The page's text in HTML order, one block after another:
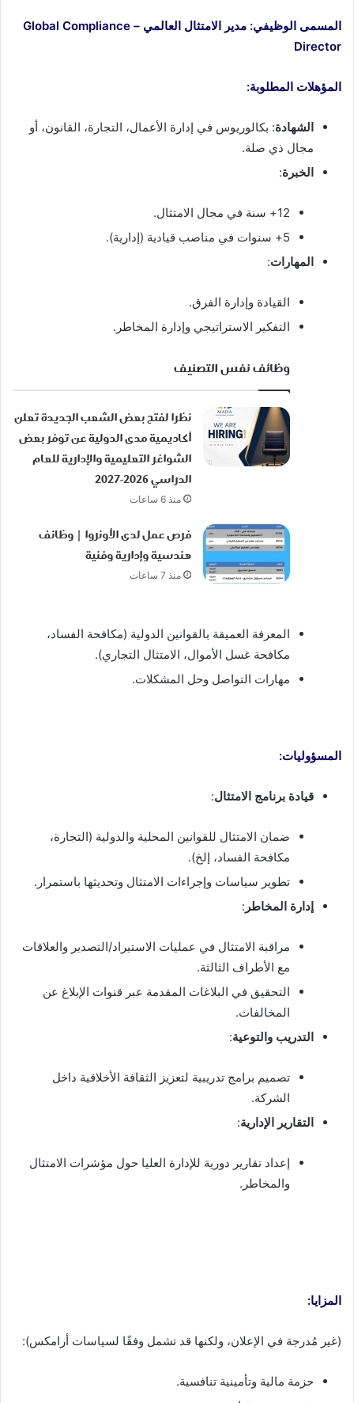
المسمى الوظيفي: مدير الامتثال العالمي – Global Compliance
Director
المؤهلات المطلوبة:
الشهادة: بكالوريوس في إدارة الأعمال، التجارة، القانون، أو
مجال ذي صلة.
الخبرة:
12+ سنة في مجال الامتثال.
5+ سنوات في مناصب قيادية (إدارية).
المهارات:
القيادة وإدارة الفرق.
التفكير الاستراتيجي وإدارة المخاطر.
وظائف نفس التصنيف
نظرا لفتح بعض الشعب الجديدة تعلن
أكاديمية مدى الدولية عن توفر بعض
الشواغر التعليمية والإدارية للعام
الدراسي 2026-2027
منذ 6 ساعات
فرص عمل لدى الأونروا | وظائف
هندسية وإدارية وفنية
منذ 7 ساعات
المعرفة العميقة بالقوانين الدولية (مكافحة الفساد،
مكافحة غسل الأموال، الامتثال التجاري).
مهارات التواصل وحل المشكلات.
المسؤوليات:
قيادة برنامج الامتثال:
ضمان الامتثال للقوانين المحلية والدولية (التجارة،
مكافحة الفساد، إلخ).
تطوير سياسات وإجراءات الامتثال وتحديثها باستمرار.
إدارة المخاطر :
مراقبة الامتثال في عمليات الاستيراد/التصدير والعلاقات
مع الأطراف الثالثة.
التحقيق في البلاغات المقدمة عبر قنوات الإبلاغ عن
المخالفات.
التدريب والتوعية:
تصميم برامج تدريبية لتعزيز الثقافة الأخلاقية داخل
الشركة.
التقارير الإدارية:
إعداد تقارير دورية للإدارة العليا حول مؤشرات الامتثال
والمخاطر.
المزايا:
(غير مُدرجة في الإعلان، ولكنها قد تشمل وفقًا لسياسات أرامكس):
حزمة مالية وتأمينية تنافسية.